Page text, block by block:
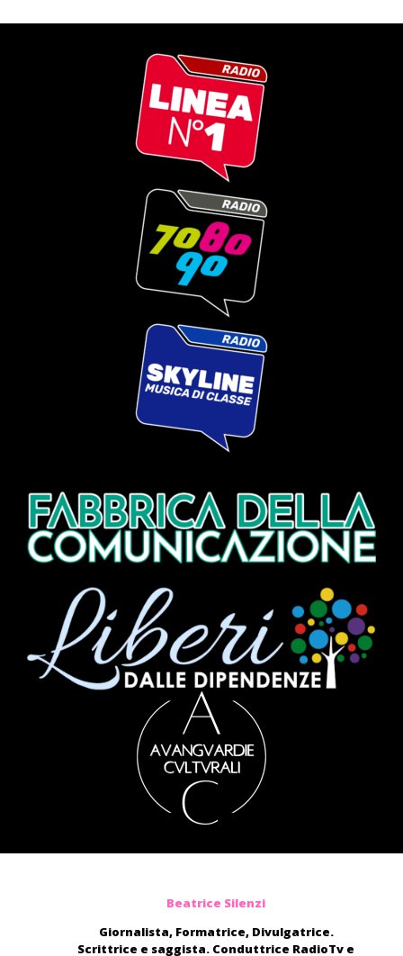
Beatrice Silenzi
Giornalista, Formatrice, Divulgatrice.
Scrittrice e saggista. Conduttrice RadioTv e